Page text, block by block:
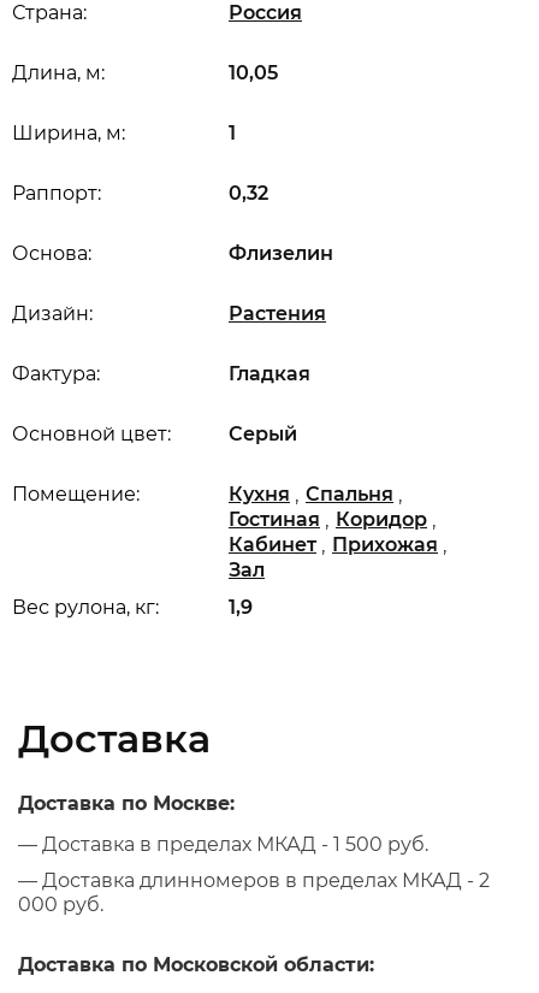
Длина, м: 10,05
Ширина, м: 1
Вес рулона, кг: 1,9
Раппорт: 0,32
Основной цвет: Серый
Дизайн: Растения
Основа: Флизелин
Помещение: Кухня , Спальня ,
Гостиная , Коридор ,
Кабинет , Прихожая ,
Зал
Страна: Россия
Фактура: Гладкая
Доставка
Доставка по Москве:
— Доставка в пределах МКАД - 1 500 руб.
— Доставка длинномеров в пределах МКАД - 2
000 руб.
Доставка по Московской области: